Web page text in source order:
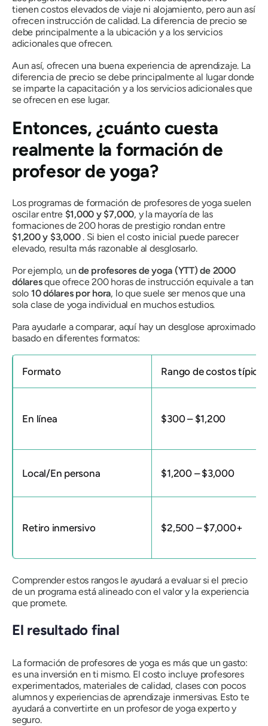
tienen costos elevados de viaje ni alojamiento, pero aun así
ofrecen instrucción de calidad. La diferencia de precio se
debe principalmente a la ubicación y a los servicios
adicionales que ofrecen.
Aun así, ofrecen una buena experiencia de aprendizaje. La
diferencia de precio se debe principalmente al lugar donde
se imparte la capacitación y a los servicios adicionales que
se ofrecen en ese lugar.
Entonces, ¿cuánto cuesta
realmente la formación de
profesor de yoga?
Los programas de formación de profesores de yoga suelen
oscilar entre $1,000 y $7,000, y la mayoría de las
formaciones de 200 horas de prestigio rondan entre
$1,200 y $3,000. Si bien el costo inicial puede parecer
elevado, resulta más razonable al desglosarlo.
Por ejemplo, unde profesores de yoga (YTT) de 2000
dólaresque ofrece 200 horas de instrucción equivale a tan
solo 10 dólares por hora, lo que suele ser menos que una
sola clase de yoga individual en muchos estudios.
Para ayudarle a comparar, aquí hay un desglose aproximado
basado en diferentes formatos:
Formato Rango de costos típico
En línea $300 – $1,200
Local/En persona $1,200 – $3,000
Retiro inmersivo $2,500 – $7,000+
Comprender estos rangos le ayudará a evaluar si el precio
de un programa está alineado con el valor y la experiencia
que promete.
El resultado final
La formación de profesores de yoga es más que un gasto:
es una inversión en ti mismo. El costo incluye profesores
experimentados, materiales de calidad, clases con pocos
alumnos y experiencias de aprendizaje inmersivas. Esto te
ayudará a convertirte en un profesor de yoga experto y
seguro.